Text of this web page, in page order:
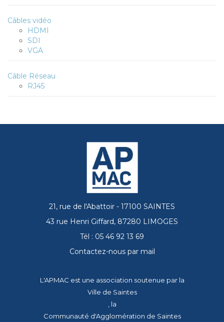
Câbles vidéo
HDMI
SDI
VGA
Câble Réseau
RJ45
21, rue de l'Abattoir - 17100 SAINTES
43 rue Henri Giffard, 87280 LIMOGES
Tél : 05 46 92 13 69
Contactez-nous par mail
L'APMAC est une association soutenue par la
Ville de Saintes
, la
Communauté d'Agglomération de Saintes